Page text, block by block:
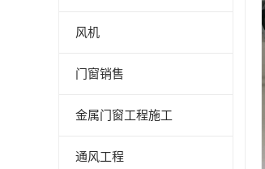
风机
门窗销售
金属门窗工程施工
通风工程